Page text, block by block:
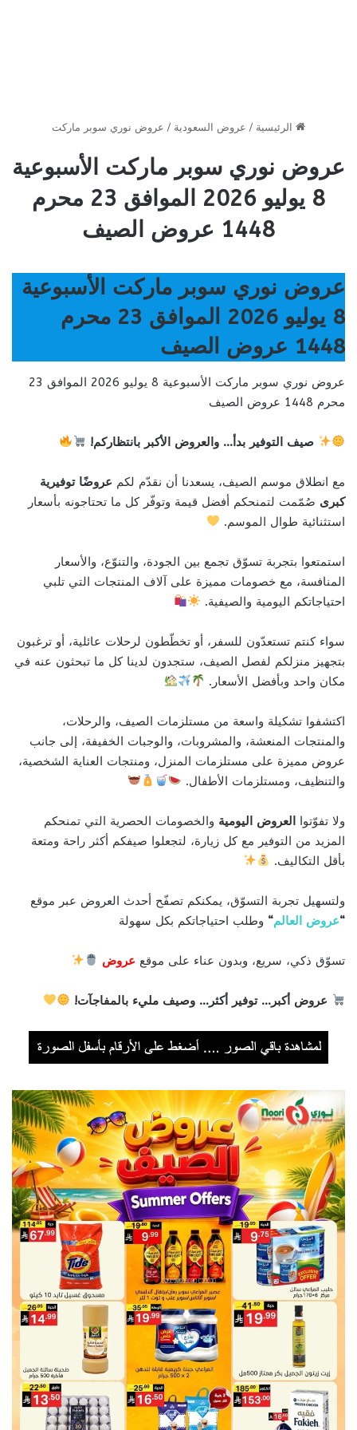
الرئيسية / عروض السعودية / عروض نوري سوبر ماركت
عروض نوري سوبر ماركت الأسبوعية
8 يوليو 2026 الموافق 23 محرم
1448 عروض الصيف
عروض نوري سوبر ماركت الأسبوعية
8 يوليو 2026 الموافق 23 محرم
1448 عروض الصيف
عروض نوري سوبر ماركت الأسبوعية 8 يوليو 2026 الموافق 23
محرم 1448 عروض الصيف
صيف التوفير بدأ… والعروض الأكبر بانتظاركم!
مع انطلاق موسم الصيف، يسعدنا أن نقدّم لكم عروضًا توفيرية
كبرى صُمّمت لتمنحكم أفضل قيمة وتوفّر كل ما تحتاجونه بأسعار
استثنائية طوال الموسم.
استمتعوا بتجربة تسوّق تجمع بين الجودة، والتنوّع، والأسعار
المنافسة، مع خصومات مميزة على آلاف المنتجات التي تلبي
احتياجاتكم اليومية والصيفية.
سواء كنتم تستعدّون للسفر، أو تخطّطون لرحلات عائلية، أو ترغبون
بتجهيز منزلكم لفصل الصيف، ستجدون لدينا كل ما تبحثون عنه في
مكان واحد وبأفضل الأسعار.
اكتشفوا تشكيلة واسعة من مستلزمات الصيف، والرحلات،
والمنتجات المنعشة، والمشروبات، والوجبات الخفيفة، إلى جانب
عروض مميزة على مستلزمات المنزل، ومنتجات العناية الشخصية،
والتنظيف، ومستلزمات الأطفال.
ولا تفوّتوا العروض اليومية والخصومات الحصرية التي تمنحكم
المزيد من التوفير مع كل زيارة، لتجعلوا صيفكم أكثر راحة ومتعة
بأقل التكاليف.
ولتسهيل تجربة التسوّق، يمكنكم تصفّح أحدث العروض عبر موقع
“عروض العالم“ وطلب احتياجاتكم بكل سهولة
تسوّق ذكي، سريع، وبدون عناء على موقع عروض
عروض أكبر… توفير أكثر… وصيف مليء بالمفاجآت!